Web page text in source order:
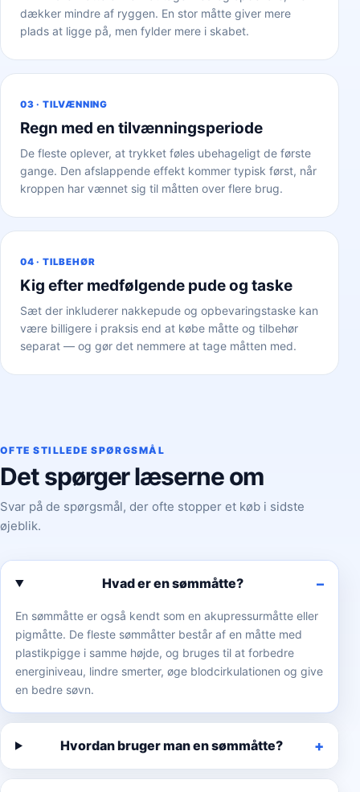
dækker mindre af ryggen. En stor måtte giver mere
plads at ligge på, men fylder mere i skabet.
03 · TILVÆNNING
Regn med en tilvænningsperiode
De fleste oplever, at trykket føles ubehageligt de første
gange. Den afslappende effekt kommer typisk først, når
kroppen har vænnet sig til måtten over flere brug.
04 · TILBEHØR
Kig efter medfølgende pude og taske
Sæt der inkluderer nakkepude og opbevaringstaske kan
være billigere i praksis end at købe måtte og tilbehør
separat — og gør det nemmere at tage måtten med.
OFTE STILLEDE SPØRGSMÅL
Det spørger læserne om
Svar på de spørgsmål, der ofte stopper et køb i sidste
øjeblik.
Hvad er en sømmåtte?
En sømmåtte er også kendt som en akupressurmåtte eller
pigmåtte. De fleste sømmåtter består af en måtte med
plastikpigge i samme højde, og bruges til at forbedre
energiniveau, lindre smerter, øge blodcirkulationen og give
en bedre søvn.
Hvordan bruger man en sømmåtte?